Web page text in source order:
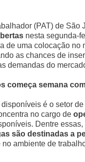
(PAT) de
nesta segunda-
de uma colocação
as chances de
demandas do
começa semana
é o setor
no cargo de
Dentre essas,
são destinadas a
ambiente de